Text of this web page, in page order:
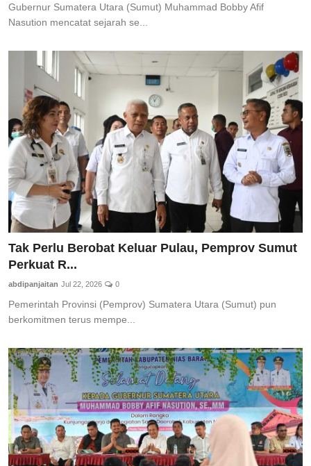
Gubernur Sumatera Utara (Sumut) Muhammad Bobby Afif
Nasution mencatat sejarah se...
Tak Perlu Berobat Keluar Pulau, Pemprov Sumut
Perkuat R...
abdipanjaitan Jul 22, 2026 0
Pemerintah Provinsi (Pemprov) Sumatera Utara (Sumut) pun
berkomitmen terus mempe...